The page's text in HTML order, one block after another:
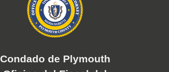
Condado de Plymouth